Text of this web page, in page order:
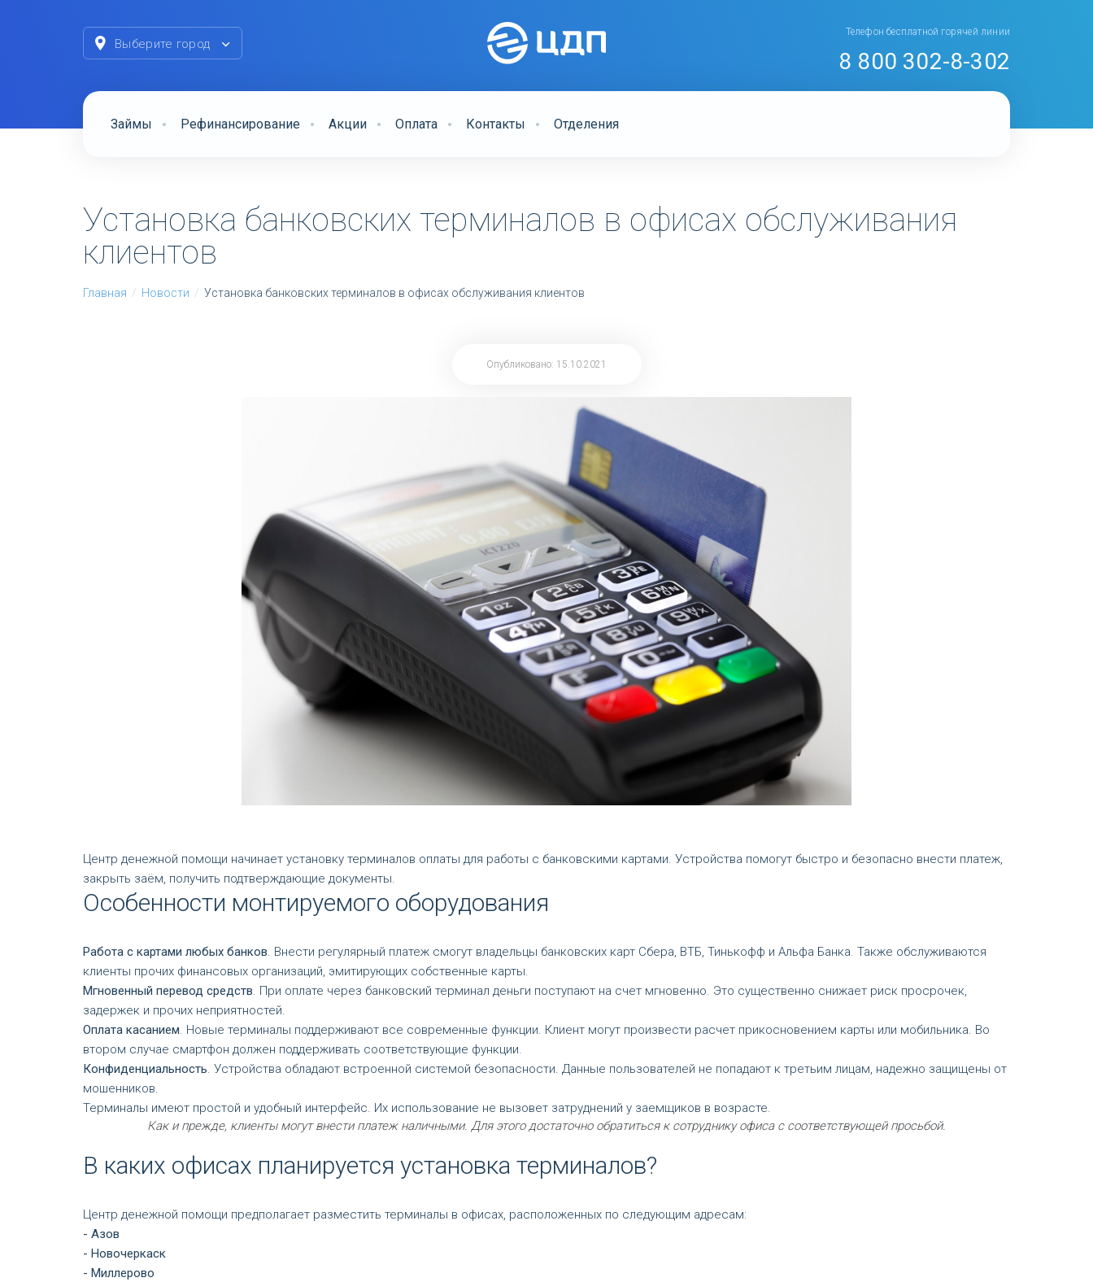
Выберите город
Телефон бесплатной горячей линии
8 800 302-8-302
Займы Рефинансирование Акции Оплата Контакты Отделения
Установка банковских терминалов в офисах обслуживания
клиентов
Главная / Новости / Установка банковских терминалов в офисах обслуживания клиентов
Опубликовано: 15.10.2021
Центр денежной помощи начинает установку терминалов оплаты для работы с банковскими картами. Устройства помогут быстро и безопасно внести платеж,
закрыть заём, получить подтверждающие документы.
Особенности монтируемого оборудования
Работа с картами любых банков. Внести регулярный платеж смогут владельцы банковских карт Сбера, ВТБ, Тинькофф и Альфа Банка. Также обслуживаются
клиенты прочих финансовых организаций, эмитирующих собственные карты.
Мгновенный перевод средств. При оплате через банковский терминал деньги поступают на счет мгновенно. Это существенно снижает риск просрочек,
задержек и прочих неприятностей.
Оплата касанием. Новые терминалы поддерживают все современные функции. Клиент могут произвести расчет прикосновением карты или мобильника. Во
втором случае смартфон должен поддерживать соответствующие функции.
Конфиденциальность. Устройства обладают встроенной системой безопасности. Данные пользователей не попадают к третьим лицам, надежно защищены от
мошенников.
Терминалы имеют простой и удобный интерфейс. Их использование не вызовет затруднений у заемщиков в возрасте.
Как и прежде, клиенты могут внести платеж наличными. Для этого достаточно обратиться к сотруднику офиса с соответствующей просьбой.
В каких офисах планируется установка терминалов?
Центр денежной помощи предполагает разместить терминалы в офисах, расположенных по следующим адресам:
- Азов
- Новочеркаск
- Миллерово